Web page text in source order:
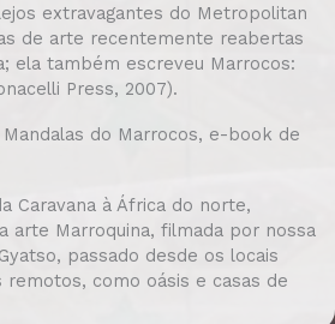
extravagantes do Metropolitan
de arte recentemente reabertas
ela também escreveu Marrocos:
Press, 2007).
do Marrocos, e-book de
Caravana à África do norte,
arte Marroquina, filmada por nossa
passado desde os locais
remotos, como oásis e casas de